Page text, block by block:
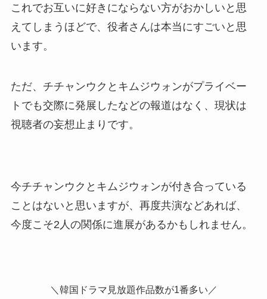
これでお互いに好きにならない方がおかしいと思
えてしまうほどで、役者さんは本当にすごいと思
います。
ただ、チチャンウクとキムジウォンがプライベー
トでも交際に発展したなどの報道はなく、現状は
視聴者の妄想止まりです。
今チチャンウクとキムジウォンが付き合っている
ことはないと思いますが、再度共演などあれば、
今度こそ2人の関係に進展があるかもしれません。
＼韓国ドラマ見放題作品数が1番多い／